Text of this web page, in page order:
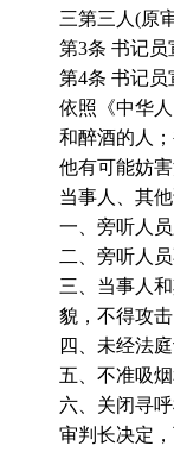
三第三人 (原
第3条 书记员
第4条 书记员
依照《中华
和醉酒的人
他有可能妨害
当事人、其
一、旁听人
二、旁听人
三、当事人
貌，不得攻
四、未经法
五、不准吸
六、关闭寻
审判长决定